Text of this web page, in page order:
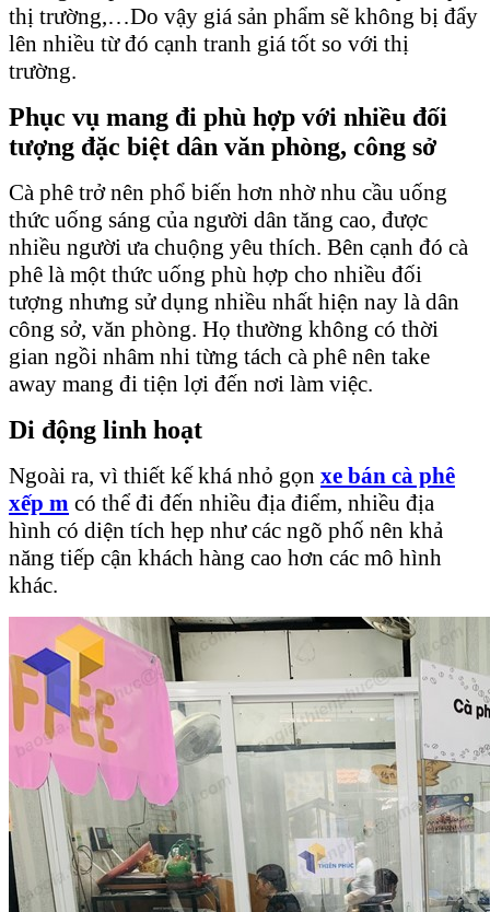
thị trường,…Do vậy giá sản phẩm sẽ không bị đẩy
lên nhiều từ đó cạnh tranh giá tốt so với thị
trường.
Phục vụ mang đi phù hợp với nhiều đối
tượng đặc biệt dân văn phòng, công sở
Cà phê trở nên phổ biến hơn nhờ nhu cầu uống
thức uống sáng của người dân tăng cao, được
nhiều người ưa chuộng yêu thích. Bên cạnh đó cà
phê là một thức uống phù hợp cho nhiều đối
tượng nhưng sử dụng nhiều nhất hiện nay là dân
công sở, văn phòng. Họ thường không có thời
gian ngồi nhâm nhi từng tách cà phê nên take
away mang đi tiện lợi đến nơi làm việc.
Di động linh hoạt
Ngoài ra, vì thiết kế khá nhỏ gọn xe bán cà phê
xếp m có thể đi đến nhiều địa điểm, nhiều địa
hình có diện tích hẹp như các ngõ phố nên khả
năng tiếp cận khách hàng cao hơn các mô hình
khác.